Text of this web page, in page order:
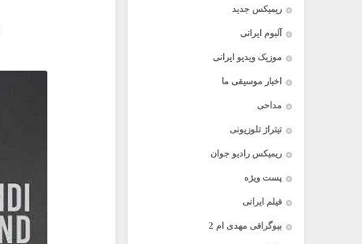
ریمیکس جدید
آلبوم ایرانی
موزیک ویدیو ایرانی
اخبار موسیقی ما
مداحی
تیتراژ تلوزیونی
ریمیکس رادیو جوان
پست ویژه
فیلم ایرانی
بیوگرافی مهدی ام 2